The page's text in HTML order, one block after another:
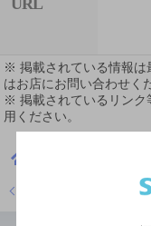
URL
※ 掲載されている情報は
はお店にお問い合わせく
※ 掲載されているリンク
用ください。
店舗トップに戻